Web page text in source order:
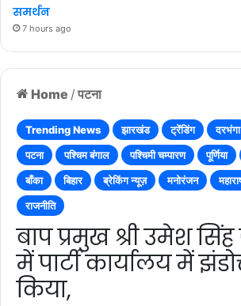
Home / पटना
Trending News झारखंड ट्रेंडिंग दरभंगा
पटना
पश्चिम बंगाल पश्चिमी चम्पारण पूर्णिया
बाँका
बिहार ब्रेकिंग न्यूज़ मनोरंजन
राजनीति
बाप प्रमुख श्री उमेश
में पार्टी कार्यालय में
किया,
समर्थन
7 hours ago